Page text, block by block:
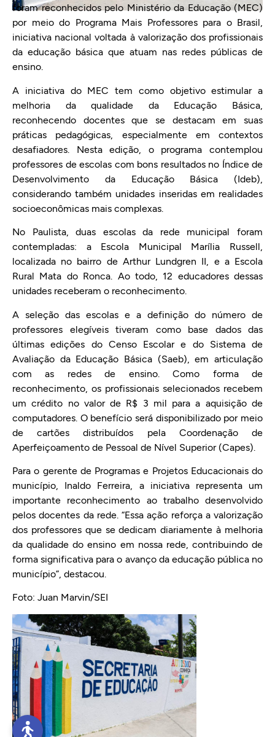
foram reconhecidos pelo Ministério da Educação (MEC)
por meio do Programa Mais Professores para o Brasil,
iniciativa nacional voltada à valorização dos profissionais
da educação básica que atuam nas redes públicas de
ensino.
A iniciativa do MEC tem como objetivo estimular a
melhoria da qualidade da Educação Básica,
reconhecendo docentes que se destacam em suas
práticas pedagógicas, especialmente em contextos
desafiadores. Nesta edição, o programa contemplou
professores de escolas com bons resultados no Índice de
Desenvolvimento da Educação Básica (Ideb),
considerando também unidades inseridas em realidades
socioeconômicas mais complexas.
No Paulista, duas escolas da rede municipal foram
contempladas: a Escola Municipal Marília Russell,
localizada no bairro de Arthur Lundgren II, e a Escola
Rural Mata do Ronca. Ao todo, 12 educadores dessas
unidades receberam o reconhecimento.
A seleção das escolas e a definição do número de
professores elegíveis tiveram como base dados das
últimas edições do Censo Escolar e do Sistema de
Avaliação da Educação Básica (Saeb), em articulação
com as redes de ensino. Como forma de
reconhecimento, os profissionais selecionados recebem
um crédito no valor de R$ 3 mil para a aquisição de
computadores. O benefício será disponibilizado por meio
de cartões distribuídos pela Coordenação de
Aperfeiçoamento de Pessoal de Nível Superior (Capes).
Para o gerente de Programas e Projetos Educacionais do
município, Inaldo Ferreira, a iniciativa representa um
importante reconhecimento ao trabalho desenvolvido
pelos docentes da rede. “Essa ação reforça a valorização
dos professores que se dedicam diariamente à melhoria
da qualidade do ensino em nossa rede, contribuindo de
forma significativa para o avanço da educação pública no
município”, destacou.
Foto: Juan Marvin/SEI